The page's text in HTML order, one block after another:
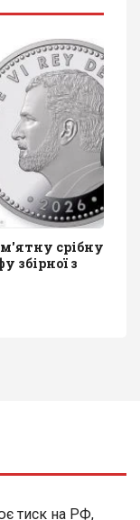
срібну
збірної з
тиск на РФ,